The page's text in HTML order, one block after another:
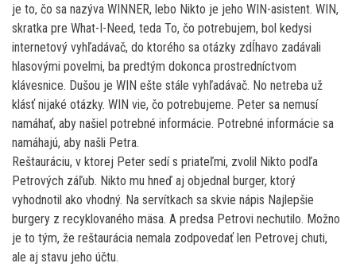
je to, čo sa nazýva WINNER, lebo Nikto je jeho WIN-asistent. WIN,
skratka pre What-I-Need, teda To, čo potrebujem, bol kedysi
internetový vyhľadávač, do ktorého sa otázky zdĺhavo zadávali
hlasovými povelmi, ba predtým dokonca prostredníctvom
klávesnice. Dušou je WIN ešte stále vyhľadávač. No netreba už
klásť nijaké otázky. WIN vie, čo potrebujeme. Peter sa nemusí
namáhať, aby našiel potrebné informácie. Potrebné informácie sa
namáhajú, aby našli Petra.
Reštauráciu, v ktorej Peter sedí s priateľmi, zvolil Nikto podľa
Petrových záľub. Nikto mu hneď aj objednal burger, ktorý
vyhodnotil ako vhodný. Na servítkach sa skvie nápis Najlepšie
burgery z recyklovaného mäsa. A predsa Petrovi nechutilo. Možno
je to tým, že reštaurácia nemala zodpovedať len Petrovej chuti,
ale aj stavu jeho účtu.